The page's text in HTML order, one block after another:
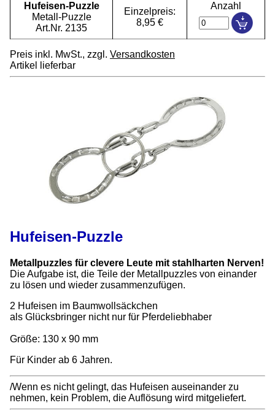
Hufeisen-Puzzle
Metall-Puzzle
Art.Nr. 2135
Einzelpreis:
8,95 €
Anzahl
Preis inkl. MwSt., zzgl. Versandkosten
Artikel lieferbar
Hufeisen-Puzzle
Metallpuzzles für clevere Leute mit stahlharten Nerven!
Die Aufgabe ist, die Teile der Metallpuzzles von einander
zu lösen und wieder zusammenzufügen.
2 Hufeisen im Baumwollsäckchen
als Glücksbringer nicht nur für Pferdeliebhaber
Größe: 130 x 90 mm
Für Kinder ab 6 Jahren.
/Wenn es nicht gelingt, das Hufeisen auseinander zu
nehmen, kein Problem, die Auflösung wird mitgeliefert.